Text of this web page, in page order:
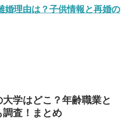
婚理由は？子供情報と再婚の
学はどこ？年齢職業と
査！まとめ